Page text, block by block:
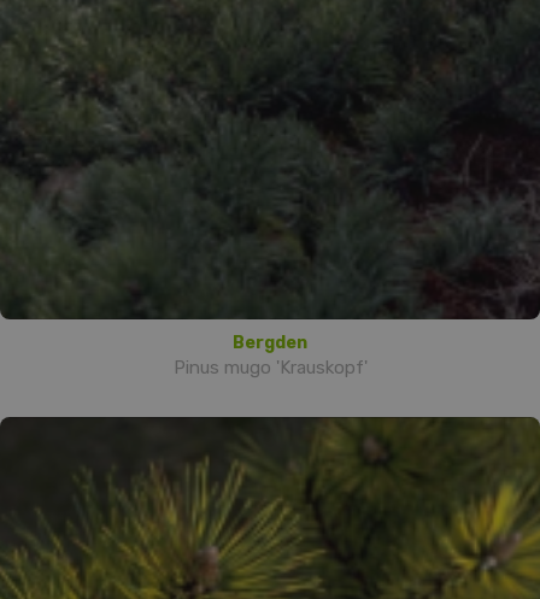
Bergden
Pinus mugo 'Krauskopf'